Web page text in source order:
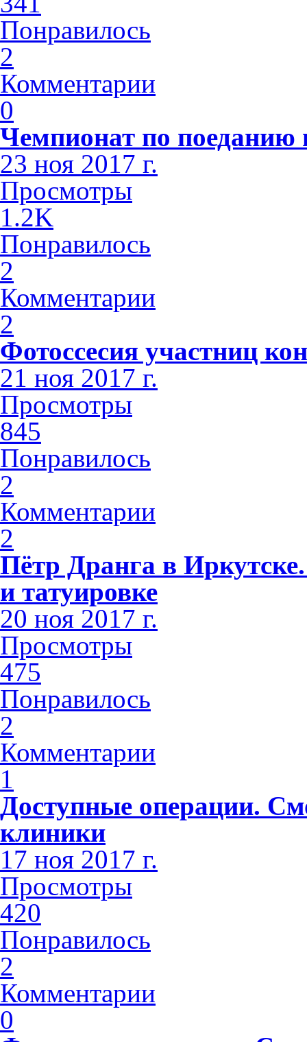
Понравилось
2
Комментарии
0
Чемпионат по поеданию
23 ноя 2017 г.
Просмотры
1.2K
Понравилось
2
Комментарии
2
Фотоссесия участниц
21 ноя 2017 г.
Просмотры
845
Понравилось
2
Комментарии
2
Пётр Дранга в
и татуировке
20 ноя 2017 г.
Просмотры
475
Понравилось
2
Комментарии
1
Доступные операции.
клиники
17 ноя 2017 г.
Просмотры
420
Понравилось
2
Комментарии
0